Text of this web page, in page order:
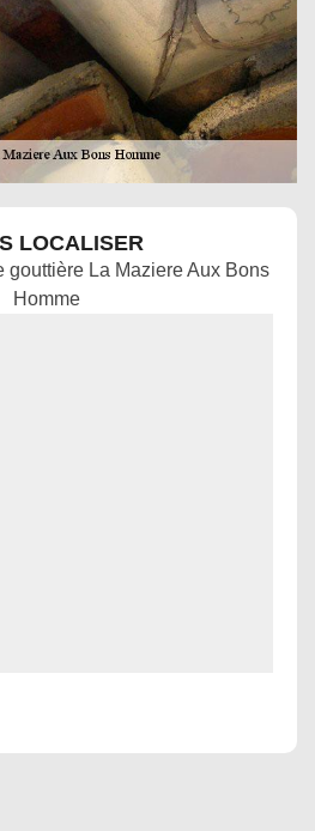
LOCALISER
gouttière La Maziere Aux Bons
Homme